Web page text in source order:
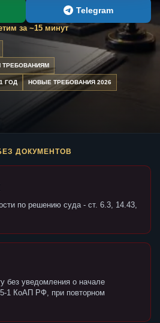
Telegram
за ~15 минут
ТРЕБОВАНИЯМ
ГОД НОВЫЕ ТРЕБОВАНИЯ 2026
ДОКУМЕНТОВ
по решению суда - ст. 6.3, 14.43,
без уведомления о начале
1 КоАП РФ, при повторном